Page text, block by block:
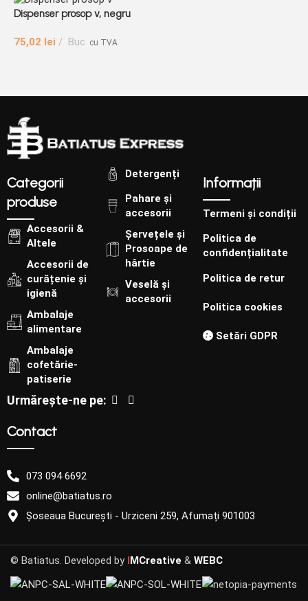
Dispenser prosop v, negru
75,02 lei Buc cu TVA
Categorii
produse
Accesorii &
Altele
Accesorii de
curățenie și
igienă
Ambalaje
alimentare
Ambalaje
cofetărie-
patiserie
Detergenți
Pahare și
accesorii
Șervețele și
Prosoape de
hârtie
Veselă și
accesorii
Informații
Termeni și condiții
Politica de
confidențialitate
Politica de retur
Politica cookies
Setări GDPR
Urmărește-ne pe:
Contact
073 094 6692
online@batiatus.ro
Șoseaua București - Urziceni 259, Afumați 901003
© Batiatus. Developed by IMCreative & WEBC